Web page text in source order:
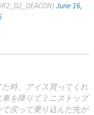
June 16,
時、アイス買ってくれ
を降りてミニストップ
戻って乗り込んだ先が